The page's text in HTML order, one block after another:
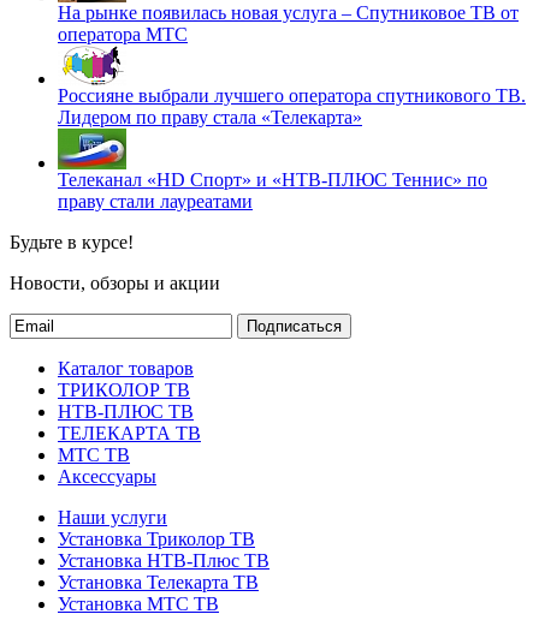
На рынке появилась новая услуга – Спутниковое ТВ от
оператора МТС
Россияне выбрали лучшего оператора спутникового ТВ.
Лидером по праву стала «Телекарта»
Телеканал «HD Спорт» и «НТВ-ПЛЮС Теннис» по
праву стали лауреатами
Будьте в курсе!
Новости, обзоры и акции
Подписаться
Каталог товаров
ТРИКОЛОР ТВ
НТВ-ПЛЮС ТВ
ТЕЛЕКАРТА ТВ
МТС ТВ
Аксессуары
Наши услуги
Установка Триколор ТВ
Установка НТВ-Плюс ТВ
Установка Телекарта ТВ
Установка МТС ТВ